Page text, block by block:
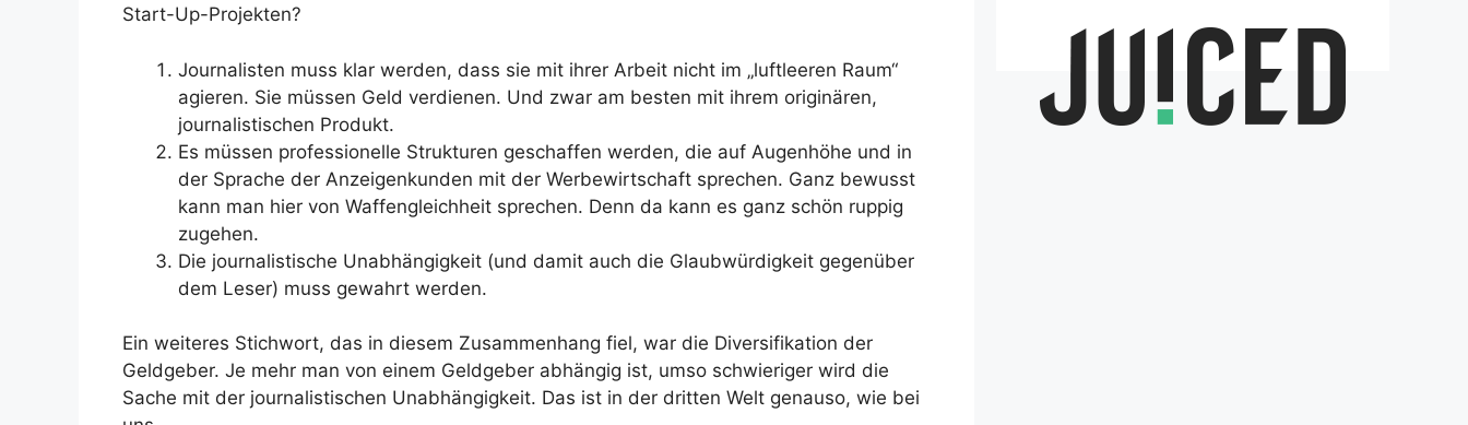
Start-Up-Projekten?
Journalisten muss klar werden, dass sie mit ihrer Arbeit nicht im „luftleeren Raum“
agieren. Sie müssen Geld verdienen. Und zwar am besten mit ihrem originären,
journalistischen Produkt.
Es müssen professionelle Strukturen geschaffen werden, die auf Augenhöhe und in
der Sprache der Anzeigenkunden mit der Werbewirtschaft sprechen. Ganz bewusst
kann man hier von Waffengleichheit sprechen. Denn da kann es ganz schön ruppig
zugehen.
Die journalistische Unabhängigkeit (und damit auch die Glaubwürdigkeit gegenüber
dem Leser) muss gewahrt werden.
Ein weiteres Stichwort, das in diesem Zusammenhang fiel, war die Diversifikation der
Geldgeber. Je mehr man von einem Geldgeber abhängig ist, umso schwieriger wird die
Sache mit der journalistischen Unabhängigkeit. Das ist in der dritten Welt genauso, wie bei